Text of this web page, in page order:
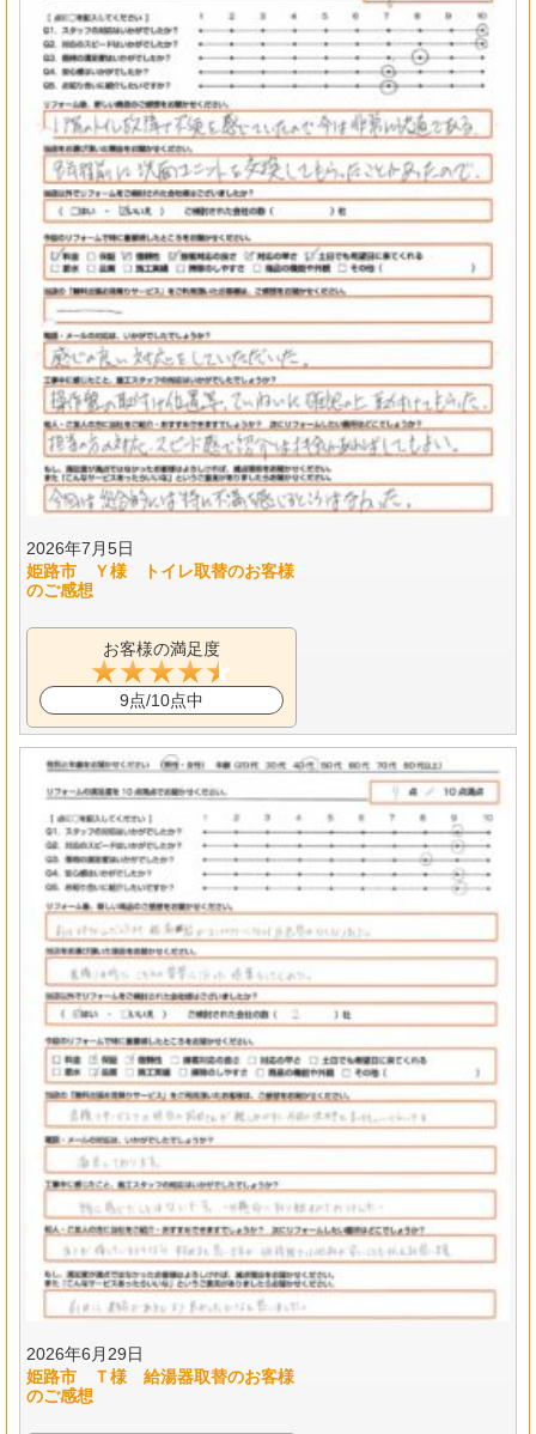
2026年7月5日
姫路市 Ｙ様 トイレ取替のお客様
のご感想
お客様の満足度
9点/10点中
2026年6月29日
姫路市 Ｔ様 給湯器取替のお客様
のご感想